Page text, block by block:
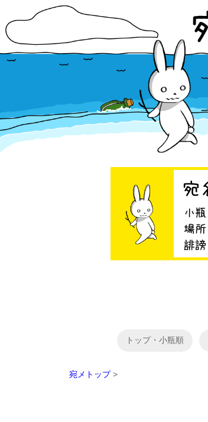
トップ・小瓶順
宛メトップ >